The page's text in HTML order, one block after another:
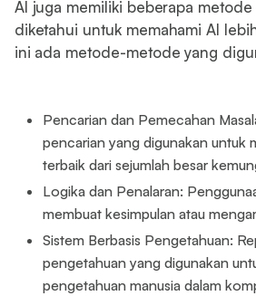
AI juga memiliki beberapa
diketahui untuk memahami AI
ini ada metode-metode yang
Pencarian dan Pemecahan
pencarian yang digunakan untuk
terbaik dari sejumlah besar
Logika dan Penalaran:
membuat kesimpulan atau
Sistem Berbasis Pengetahuan:
pengetahuan yang digunakan
pengetahuan manusia dalam